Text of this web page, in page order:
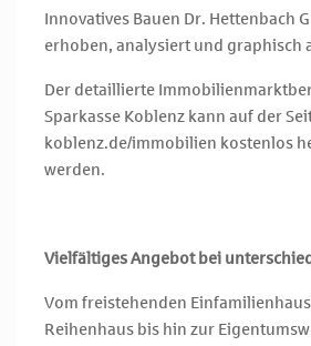
Innovatives Bauen Dr. Hettenbach
erhoben, analysiert und graphisch
Der detaillierte
Sparkasse Koblenz kann auf der
koblenz.de/immobilien kostenlos
werden.
Vielfältiges Angebot bei
Vom freistehenden
Reihenhaus bis hin zur